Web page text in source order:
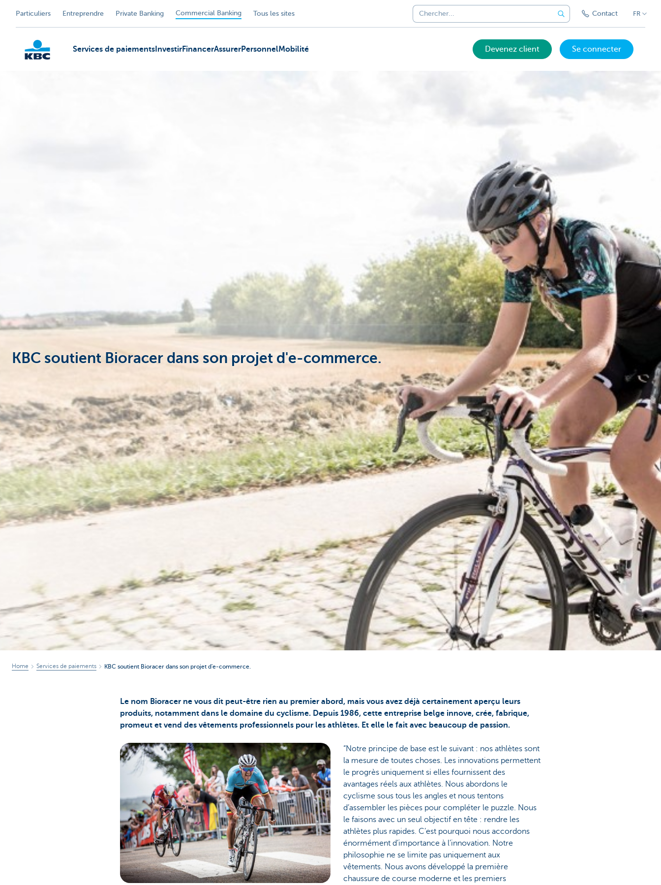
Particuliers Entreprendre Private Banking Commercial Banking Tous les sites Contact FR
Services de paiements InvestirFinancerAssurerPersonnelMobilité Devenez client Se connecter
KBC soutient Bioracer dans son projet d'e-commerce.
Home Services de paiements KBC soutient Bioracer dans son projet d'e-commerce.
Le nom Bioracer ne vous dit peut-être rien au premier abord, mais vous avez déjà certainement aperçu leurs
produits, notamment dans le domaine du cyclisme. Depuis 1986, cette entreprise belge innove, crée, fabrique,
promeut et vend des vêtements professionnels pour les athlètes. Et elle le fait avec beaucoup de passion.
“Notre principe de base est le suivant : nos athlètes sont
la mesure de toutes choses. Les innovations permettent
le progrès uniquement si elles fournissent des
avantages réels aux athlètes. Nous abordons le
cyclisme sous tous les angles et nous tentons
d’assembler les pièces pour compléter le puzzle. Nous
le faisons avec un seul objectif en tête : rendre les
athlètes plus rapides. C’est pourquoi nous accordons
énormément d’importance à l’innovation. Notre
philosophie ne se limite pas uniquement aux
vêtements. Nous avons développé la première
chaussure de course moderne et les premiers